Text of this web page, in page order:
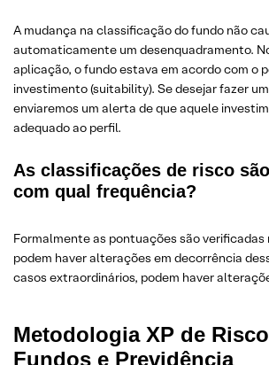
A mudança na classificação do fundo não
automaticamente um desenquadramento.
aplicação, o fundo estava em acordo com o
investimento (suitability). Se desejar fazer
enviaremos um alerta de que aquele
adequado ao perfil.
As classificações de risco
com qual frequência?
Formalmente as pontuações são verificadas
podem haver alterações em decorrência
casos extraordinários, podem haver
Metodologia XP de
Fundos e Previdência